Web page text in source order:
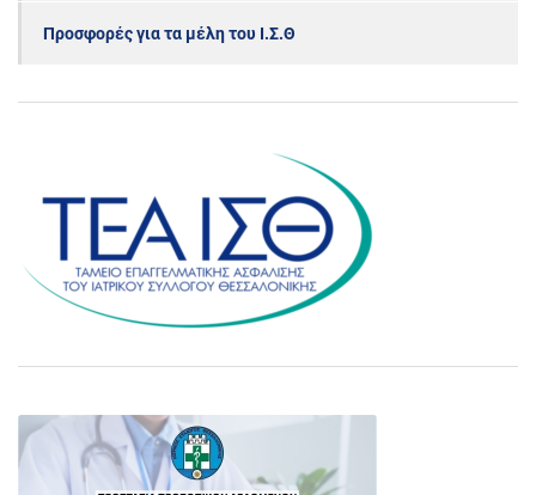
Προσφορές για τα μέλη του Ι.Σ.Θ